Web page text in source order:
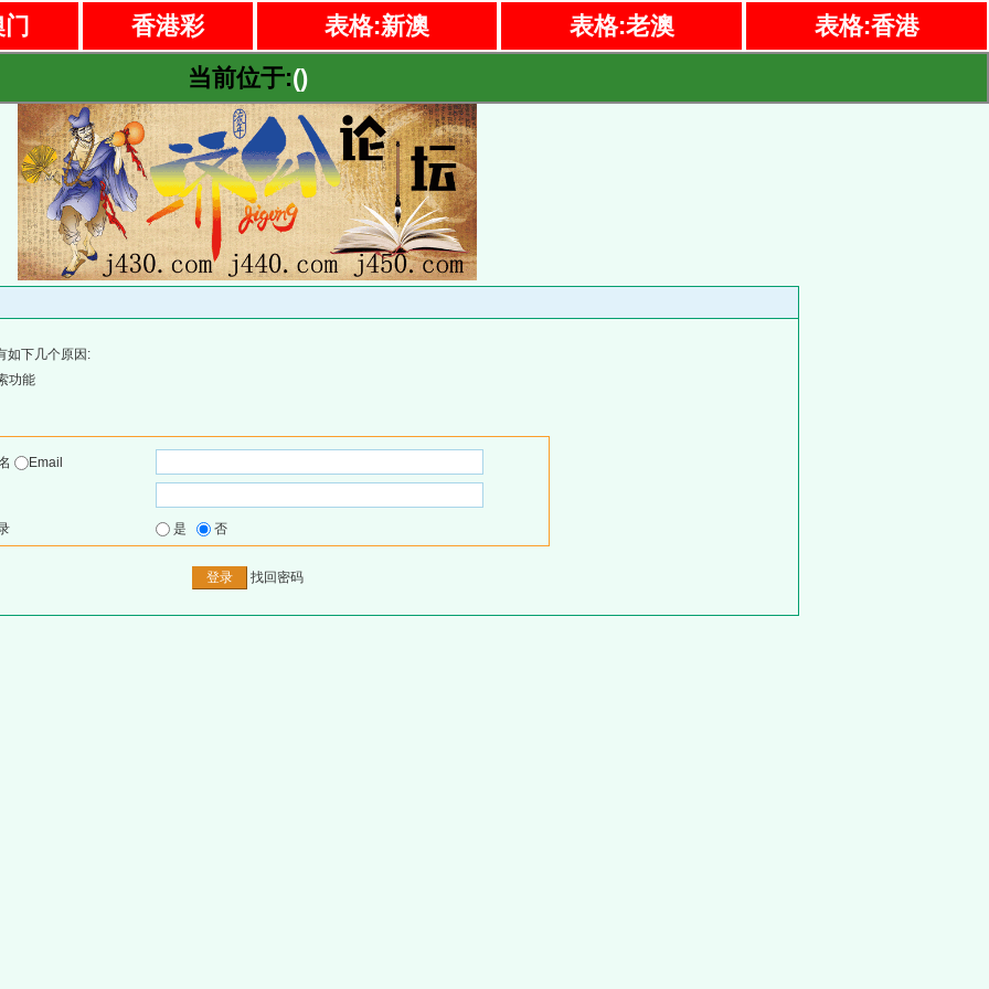
香港彩 表格:新澳 表格:老澳
表格:香港
当前位于:()
如下几个原因:
功能
Email
是 否
找回密码